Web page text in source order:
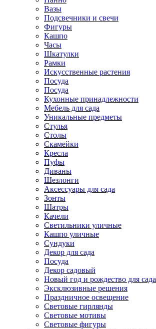
Вазы
Подсвечники и свечи
Фигуры
Кашпо
Часы
Шкатулки
Рамки
Искусственные растения
Посуда
Посуда
Кухонные принадлежности
Мебель для сада
Уникальные предметы
Стулья
Столы
Скамейки
Кресла
Пуфы
Диваны
Шезлонги
Аксессуары для сада
Зонты
Шатры
Качели
Cветильники уличные
Кашпо уличные
Сундуки
Декор для сада
Посуда
Декор садовый
Новый год и рождество для сада
Эксклюзивные решения
Праздничное освещение
Световые гирлянды
Световые мотивы
Световые фигуры